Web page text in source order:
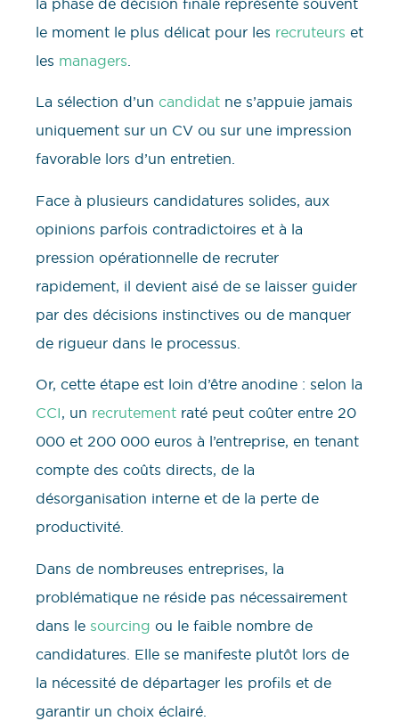
le moment le plus délicat pour les recruteurs et
les managers
La sélection d’un candidat ne s’appuie jamais
uniquement sur un CV ou sur une impression
favorable lors d’un entretien.
Face à plusieurs candidatures solides, aux
opinions parfois contradictoires et à la
pression opérationnelle de recruter
rapidement, il devient aisé de se laisser guider
par des décisions instinctives ou de manquer
de rigueur dans le processus.
Or, cette étape est loin d’être anodine : selon la
CCI, un recrutement raté peut coûter entre 20
000 et 200 000 euros à l’entreprise, en tenant
compte des coûts directs, de la
désorganisation interne et de la perte de
productivité.
Dans de nombreuses entreprises, la
problématique ne réside pas nécessairement
dans le sourcing ou le faible nombre de
candidatures. Elle se manifeste plutôt lors de
la nécessité de départager les profils et de
garantir un choix éclairé.